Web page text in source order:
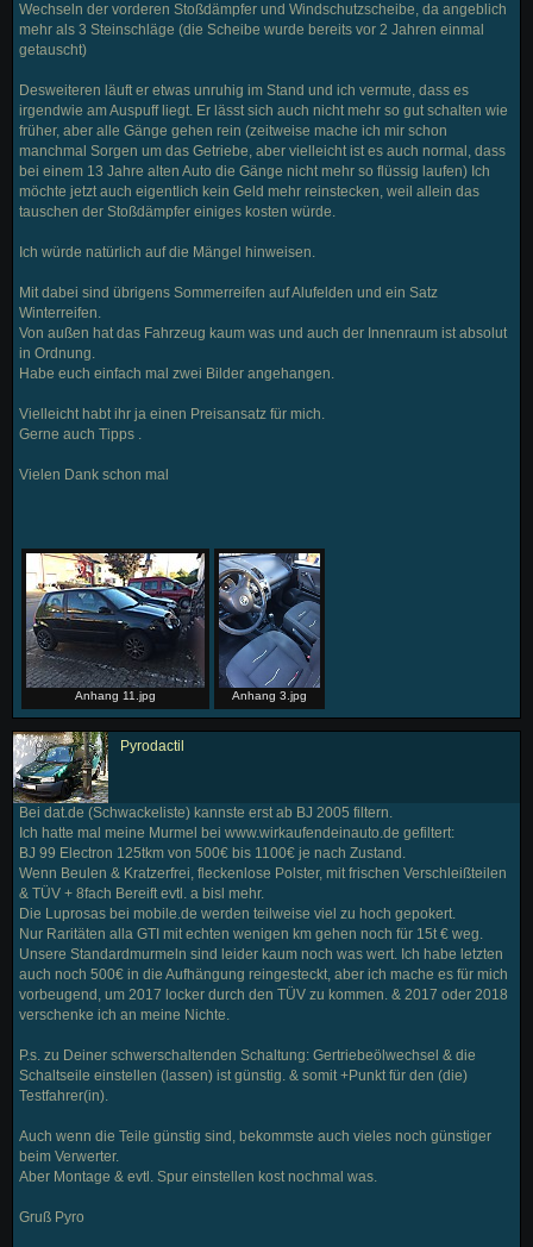
Wechseln der vorderen Stoßdämpfer und Windschutzscheibe, da angeblich
mehr als 3 Steinschläge (die Scheibe wurde bereits vor 2 Jahren einmal
getauscht)
Desweiteren läuft er etwas unruhig im Stand und ich vermute, dass es
irgendwie am Auspuff liegt. Er lässt sich auch nicht mehr so gut schalten wie
früher, aber alle Gänge gehen rein (zeitweise mache ich mir schon
manchmal Sorgen um das Getriebe, aber vielleicht ist es auch normal, dass
bei einem 13 Jahre alten Auto die Gänge nicht mehr so flüssig laufen) Ich
möchte jetzt auch eigentlich kein Geld mehr reinstecken, weil allein das
tauschen der Stoßdämpfer einiges kosten würde.
Ich würde natürlich auf die Mängel hinweisen.
Mit dabei sind übrigens Sommerreifen auf Alufelden und ein Satz
Winterreifen.
Von außen hat das Fahrzeug kaum was und auch der Innenraum ist absolut
in Ordnung.
Habe euch einfach mal zwei Bilder angehangen.
Vielleicht habt ihr ja einen Preisansatz für mich.
Gerne auch Tipps .
Vielen Dank schon mal
Anhang 11.jpg Anhang 3.jpg
Pyrodactil
Bei dat.de (Schwackeliste) kannste erst ab BJ 2005 filtern.
Ich hatte mal meine Murmel bei www.wirkaufendeinauto.de gefiltert:
BJ 99 Electron 125tkm von 500€ bis 1100€ je nach Zustand.
Wenn Beulen & Kratzerfrei, fleckenlose Polster, mit frischen Verschleißteilen
& TÜV + 8fach Bereift evtl. a bisl mehr.
Die Luprosas bei mobile.de werden teilweise viel zu hoch gepokert.
Nur Raritäten alla GTI mit echten wenigen km gehen noch für 15t € weg.
Unsere Standardmurmeln sind leider kaum noch was wert. Ich habe letzten
auch noch 500€ in die Aufhängung reingesteckt, aber ich mache es für mich
vorbeugend, um 2017 locker durch den TÜV zu kommen. & 2017 oder 2018
verschenke ich an meine Nichte.
P.s. zu Deiner schwerschaltenden Schaltung: Gertriebeölwechsel & die
Schaltseile einstellen (lassen) ist günstig. & somit +Punkt für den (die)
Testfahrer(in).
Auch wenn die Teile günstig sind, bekommste auch vieles noch günstiger
beim Verwerter.
Aber Montage & evtl. Spur einstellen kost nochmal was.
Gruß Pyro